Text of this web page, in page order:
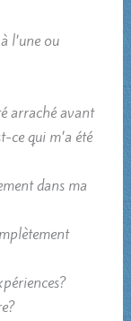
l’une ou
arraché avant
ce qui m’a été
dans ma